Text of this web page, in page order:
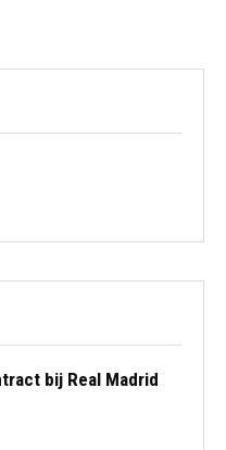
bij Real Madrid